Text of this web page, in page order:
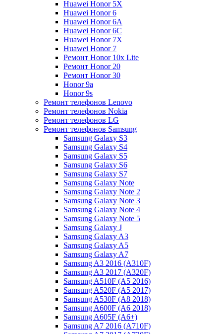
Huawei Honor 5X
Huawei Honor 6
Huawei Honor 6A
Huawei Honor 6C
Huawei Honor 7X
Huawei Honor 7
Ремонт Honor 10x Lite
Ремонт Honor 20
Ремонт Honor 30
Honor 9a
Honor 9s
Ремонт телефонов Lenovo
Ремонт телефонов Nokia
Ремонт телефонов LG
Ремонт телефонов Samsung
Samsung Galaxy S3
Samsung Galaxy S4
Samsung Galaxy S5
Samsung Galaxy S6
Samsung Galaxy S7
Samsung Galaxy Note
Samsung Galaxy Note 2
Samsung Galaxy Note 3
Samsung Galaxy Note 4
Samsung Galaxy Note 5
Samsung Galaxy J
Samsung Galaxy A3
Samsung Galaxy A5
Samsung Galaxy A7
Samsung A3 2016 (A310F)
Samsung A3 2017 (A320F)
Samsung A510F (A5 2016)
Samsung A520F (A5 2017)
Samsung A530F (A8 2018)
Samsung A600F (A6 2018)
Samsung A605F (A6+)
Samsung A7 2016 (A710F)